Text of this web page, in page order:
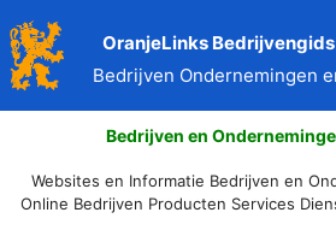
naar
de
inhoud
OranjeLinks Bedrijvengids
Bedrijven Ondernemingen
Bedrijven en
Websites en Informatie Bedrijven en
Online Bedrijven Producten Services